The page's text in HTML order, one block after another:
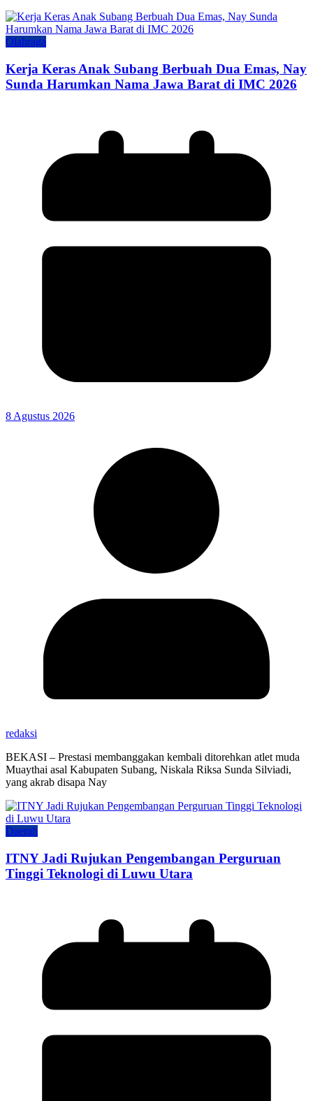
Olahraga
Kerja Keras Anak Subang Berbuah Dua Emas, Nay
Sunda Harumkan Nama Jawa Barat di IMC 2026
8 Agustus 2026
redaksi
BEKASI – Prestasi membanggakan kembali ditorehkan atlet muda
Muaythai asal Kabupaten Subang, Niskala Riksa Sunda Silviadi,
yang akrab disapa Nay
Daerah
ITNY Jadi Rujukan Pengembangan Perguruan
Tinggi Teknologi di Luwu Utara